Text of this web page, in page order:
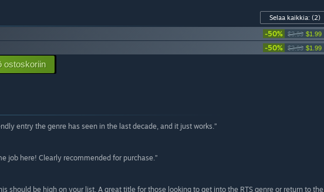
Selaa kaikkia: (2)
-50% $3.99 $1.99
-50% $3.99 $1.99
ostoskoriin
entry the genre has seen in the last decade, and it just works.”
job here! Clearly recommended for purchase.”
should be high on your list. A great title for those looking to get into the RTS genre or return to the